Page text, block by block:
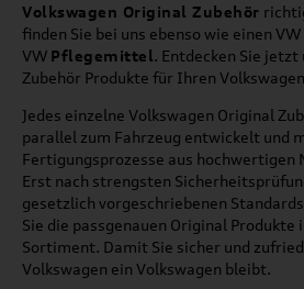
Volkswagen Original Zubehör
finden Sie bei uns ebenso wie einen VW
VW Pflegemittel. Entdecken Sie
Zubehör Produkte für Ihren
Jedes einzelne Volkswagen Original
parallel zum Fahrzeug entwickelt und
Fertigungsprozesse aus
Erst nach strengsten
gesetzlich vorgeschriebenen
Sie die passgenauen Original Produkte
Sortiment. Damit Sie sicher und
Volkswagen ein Volkswagen bleibt.